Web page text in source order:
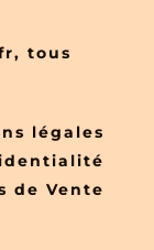
tous
légales
de Vente